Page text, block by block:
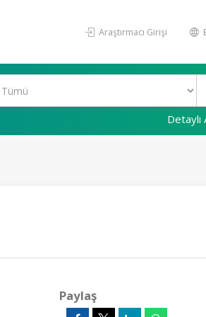
Araştırmacı Girişi
Detaylı
Paylaş